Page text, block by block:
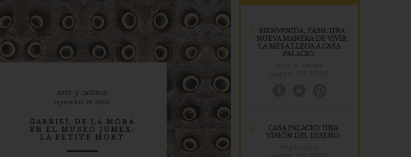
arte y cultura
september 26 2025
GABRIEL DE LA MORA
EN EL MUSEO JUMEX:
LA PETITE MORT
1.
BIENVENIDA, ZASH: UNA
NUEVA MANERA DE VIVIR
LA MESA LLEGA A CASA
PALACIO.
2.
CASA PALACIO: UNA
VISIÓN DEL DISEÑO